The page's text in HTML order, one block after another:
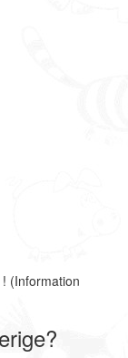
(Information